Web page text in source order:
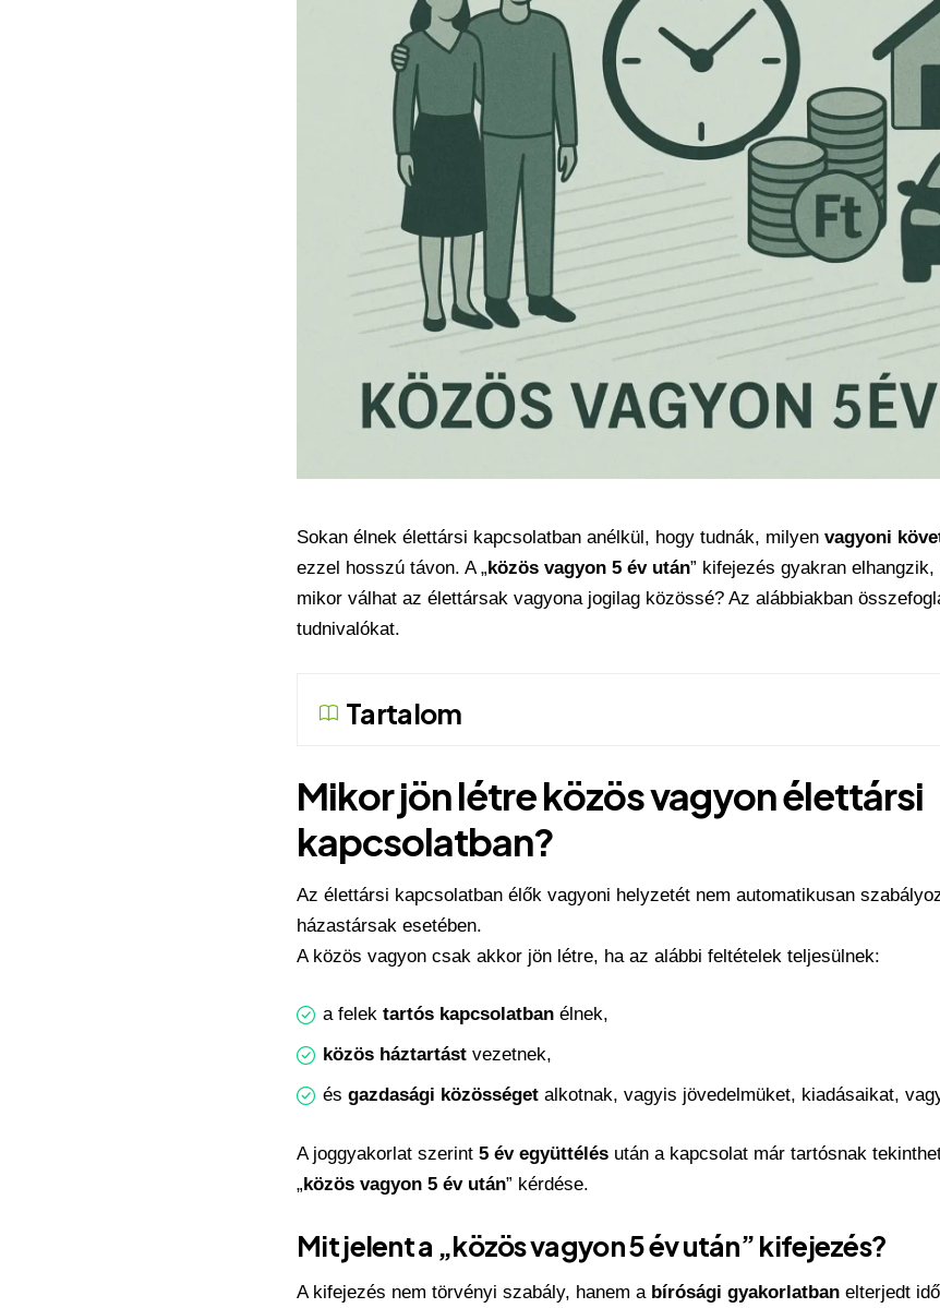
Sokan élnek élettársi kapcsolatban anélkül, hogy tudnák, milyen vagyoni
ezzel hosszú távon. A „közös vagyon 5 év után” kifejezés gyakran
mikor válhat az élettársak vagyona jogilag közössé? Az alábbiakban
tudnivalókat.
Tartalom
Mikor jön létre közös vagyon élettársi
kapcsolatban?
Az élettársi kapcsolatban élők vagyoni helyzetét nem automatikusan
házastársak esetében.
A közös vagyon csak akkor jön létre, ha az alábbi feltételek teljesülnek:
a felek tartós kapcsolatban élnek,
közös háztartást vezetnek,
és gazdasági közösséget alkotnak, vagyis jövedelmüket, kiadásaikat,
A joggyakorlat szerint 5 év együttélés után a kapcsolat már tartósnak
„ közös vagyon 5 év után” kérdése.
Mit jelent a „közös vagyon 5 év után” kifejezés?
A kifejezés nem törvényi szabály, hanem a bírósági gyakorlatban elterjedt